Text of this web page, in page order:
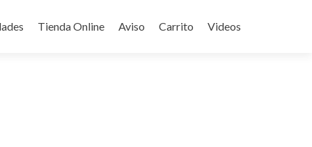
Tienda Online Aviso Carrito Videos